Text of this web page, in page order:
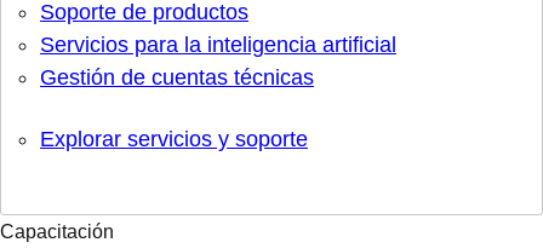
Soporte de productos
Servicios para la inteligencia artificial
Gestión de cuentas técnicas
Explorar servicios y soporte
Capacitación